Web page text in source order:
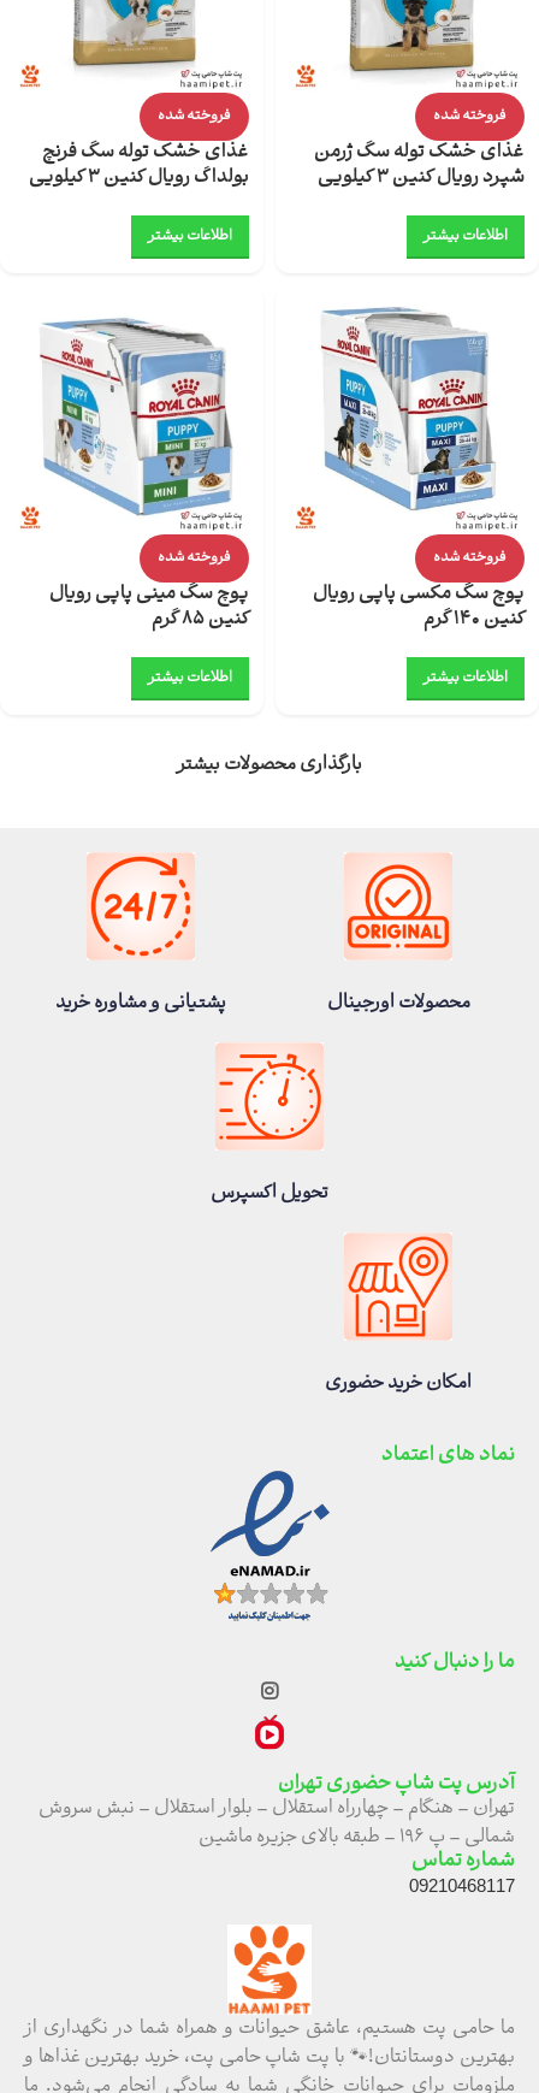
فروخته شده
غذای خشک توله سگ ژرمن
شپرد رویال کنین 3 کیلویی
اطلاعات بیشتر
فروخته شده
غذای خشک توله سگ فرنچ
بولداگ رویال کنین 3 کیلویی
اطلاعات بیشتر
فروخته شده
پوچ سگ مکسی پاپی رویال
کنین 140 گرم
اطلاعات بیشتر
فروخته شده
پوچ سگ مینی پاپی رویال
کنین 85 گرم
اطلاعات بیشتر
بارگذاری محصولات بیشتر
محصولات اورجینال پشتیانی و مشاوره خرید
تحویل اکسپرس
امکان خرید حضوری
ما حامی پت هستیم، عاشق حیوانات و همراه شما در نگهداری از
بهترین دوستانتان!🐾 با پت شاپ حامی پت، خرید بهترین غذاها و
آدرس پت شاپ حضوری تهران
تهران – هنگام – چهارراه استقلال – بلوار استقلال – نبش سروش
شمالی – پ ۱۹۶ – طبقه بالای جزیره ماشین
شماره تماس
09210468117
ما را دنبال کنید
نماد های اعتماد